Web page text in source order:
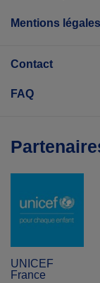
Mentions
Contact
FAQ
UNICEF
France